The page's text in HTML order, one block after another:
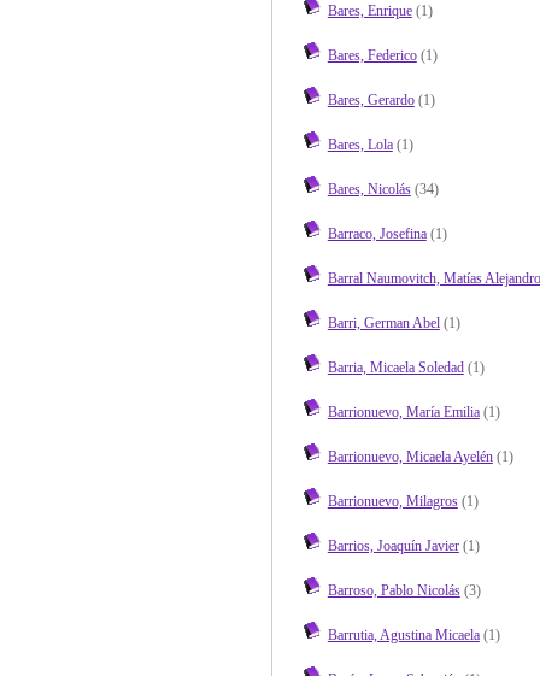
Bares, Enrique(1)
Bares, Federico(1)
Bares, Gerardo(1)
Bares, Lola(1)
Bares, Nicolás(34)
Barraco, Josefina(1)
Barral Naumovitch, Matías Alejandro
Barri, German Abel(1)
Barria, Micaela Soledad(1)
Barrionuevo, María Emilia(1)
Barrionuevo, Micaela Ayelén(1)
Barrionuevo, Milagros(1)
Barrios, Joaquín Javier(1)
Barroso, Pablo Nicolás(3)
Barrutia, Agustina Micaela(1)